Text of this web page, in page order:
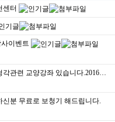
센터
이벤트
각관련 교양강좌 있습니다.2016…
분 무료로 보청기 해드립니다.